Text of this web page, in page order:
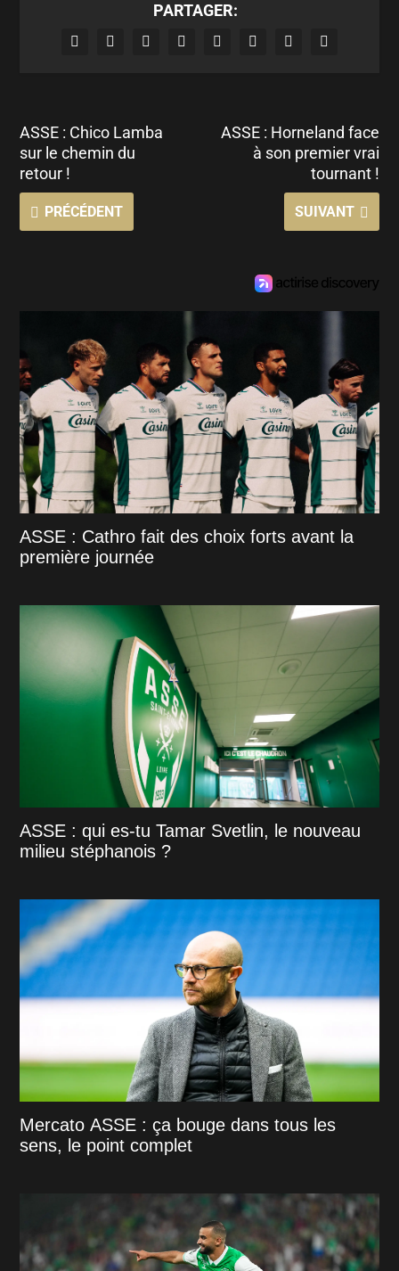
PARTAGER:
ASSE : Chico Lamba
sur le chemin du
retour !
PRÉCÉDENT
ASSE : Horneland face
à son premier vrai
tournant !
SUIVANT
ASSE : Cathro fait des choix forts avant la
première journée
ASSE : qui es-tu Tamar Svetlin, le nouveau
milieu stéphanois ?
Mercato ASSE : ça bouge dans tous les
sens, le point complet